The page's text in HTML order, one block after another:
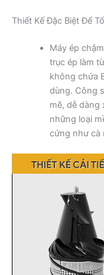
Thiết Kế Đặc Biệt Để
Máy ép
trục ép làm
không chứa
dùng. Công
mẽ, dễ dàng
những loại
cứng như cà